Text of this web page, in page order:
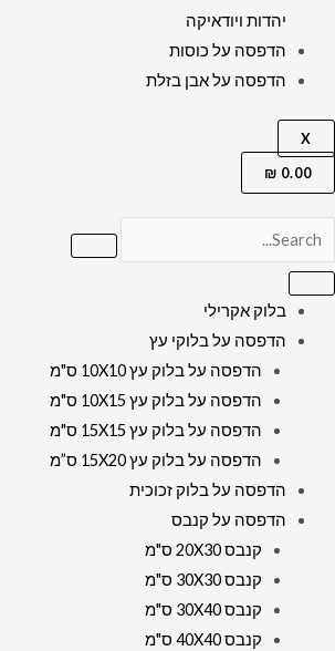
יהדות ויודאיקה
הדפסה על כוסות
הדפסה על אבן בזלת
X
0.00
₪
בלוק אקרילי
הדפסה על בלוקי עץ
הדפסה על בלוק עץ 10X10 ס"מ
הדפסה על בלוק עץ 10X15 ס"מ
הדפסה על בלוק עץ 15X15 ס"מ
הדפסה על בלוק עץ 15X20 ס”מ
הדפסה על בלוק זכוכית
הדפסה על קנבס
קנבס 20X30 ס"מ
קנבס 30X30 ס"מ
קנבס 30X40 ס"מ
קנבס 40X40 ס"מ